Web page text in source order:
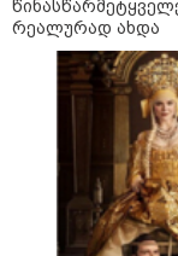
მსოფლიო
რეალურად ახდა